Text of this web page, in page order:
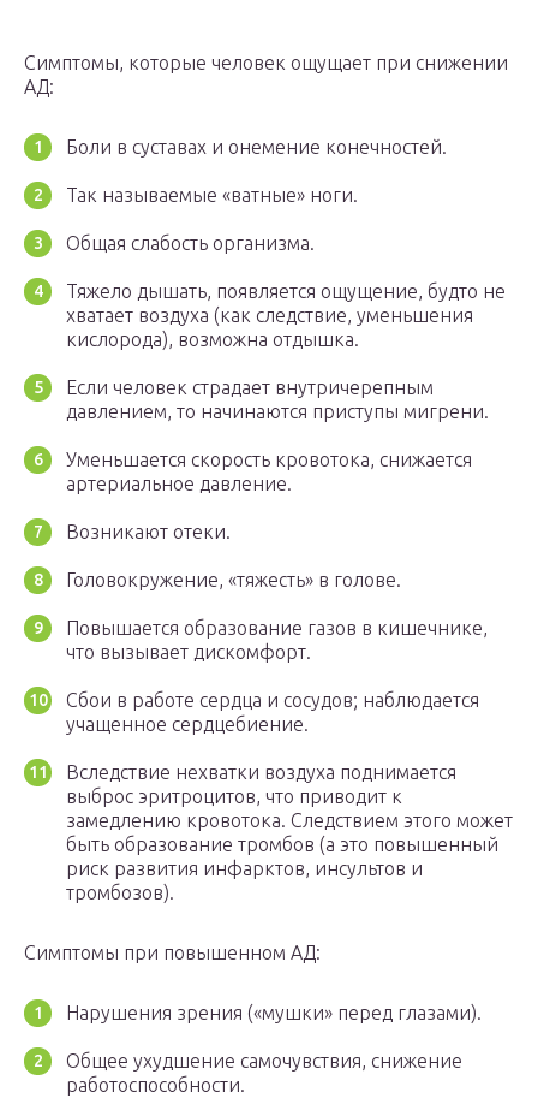
Симптомы, которые человек ощущает при снижении
АД:
Боли в суставах и онемение конечностей.
Так называемые «ватные» ноги.
Общая слабость организма.
Тяжело дышать, появляется ощущение, будто не
хватает воздуха (как следствие, уменьшения
кислорода), возможна отдышка.
Если человек страдает внутричерепным
давлением, то начинаются приступы мигрени.
Уменьшается скорость кровотока, снижается
артериальное давление.
Возникают отеки.
Головокружение, «тяжесть» в голове.
Повышается образование газов в кишечнике,
что вызывает дискомфорт.
Сбои в работе сердца и сосудов; наблюдается
учащенное сердцебиение.
Вследствие нехватки воздуха поднимается
выброс эритроцитов, что приводит к
замедлению кровотока. Следствием этого может
быть образование тромбов (а это повышенный
риск развития инфарктов, инсультов и
тромбозов).
Симптомы при повышенном АД:
Нарушения зрения («мушки» перед глазами).
Общее ухудшение самочувствия, снижение
работоспособности.